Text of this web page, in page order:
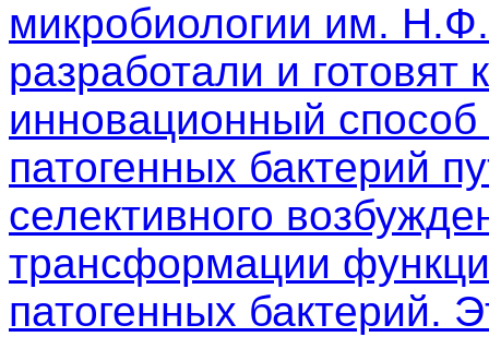
микробиологии им.
разработали и готовят
инновационный
патогенных бактерий
селективного
трансформации
патогенных бактерий.